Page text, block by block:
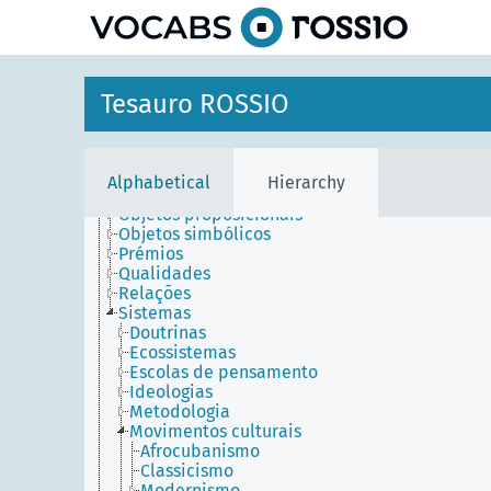
Tesauro ROSSIO
Alphabetical Hierarchy
Agentes
Entidades temporais
Lugares
Objetos conceptuais
Conceitos
Disposições
Métodos
Objetos proposicionais
Objetos simbólicos
Prémios
Qualidades
Relações
Sistemas
Doutrinas
Ecossistemas
Escolas de pensamento
Ideologias
Metodologia
Movimentos culturais
Afrocubanismo
Classicismo